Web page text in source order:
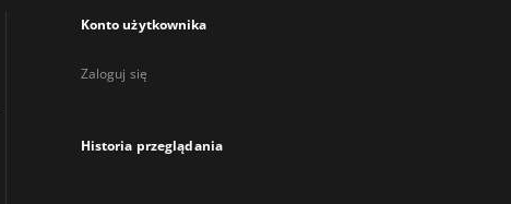
Konto użytkownika
Zaloguj się
Historia przeglądania